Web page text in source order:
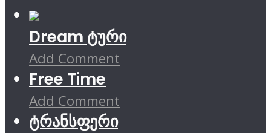
Dream ტური
Add Comment
Free Time
Add Comment
ტრანსფერი